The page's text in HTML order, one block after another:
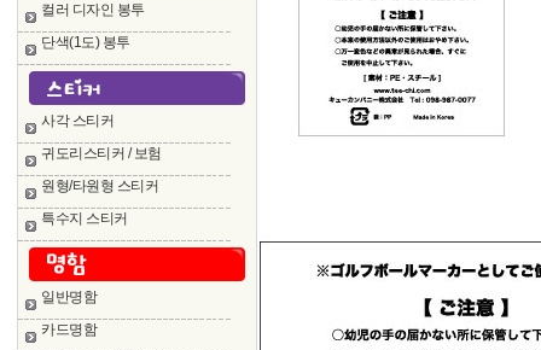
컬러 디자인 봉투
단색(1도) 봉투
사각 스티커
귀도리스티커 / 보험
원형/타원형 스티커
특수지 스티커
일반명함
카드명함